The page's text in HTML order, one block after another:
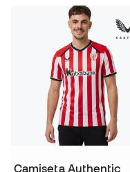
Camiseta Authentic